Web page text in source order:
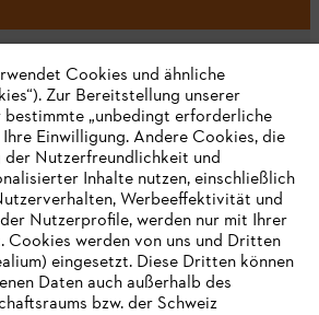
Fragen
Cookies und ähnliche
Zur Bereitstellung unserer
„unbedingt erforderliche
Einwilligung. Andere Cookies, die
Nutzerfreundlichkeit und
Inhalte nutzen, einschließlich
Werbeeffektivität und
Nutzerprofile, werden nur mit Ihrer
Cookies werden von uns und Dritten
eingesetzt. Diese Dritten können
Daten auch außerhalb des
bzw. der Schweiz